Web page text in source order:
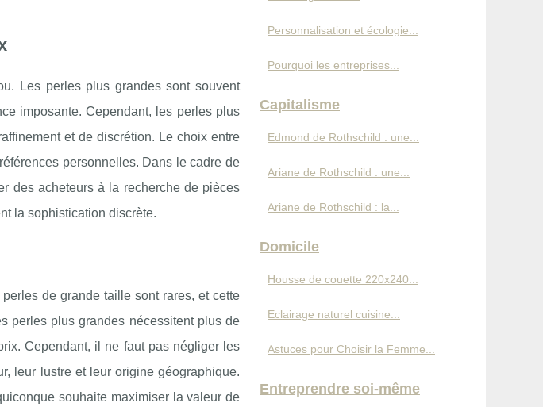
Les perles plus grandes sont souvent
imposante. Cependant, les perles plus
et de discrétion. Le choix entre
personnelles. Dans le cadre de
des acheteurs à la recherche de pièces
la sophistication discrète.
de grande taille sont rares, et cette
perles plus grandes nécessitent plus de
Cependant, il ne faut pas négliger les
leur lustre et leur origine géographique.
souhaite maximiser la valeur de
Personnalisation et écologie...
Pourquoi les entreprises...
Capitalisme
Edmond de Rothschild : une...
Ariane de Rothschild : une...
Ariane de Rothschild : la...
Domicile
Housse de couette 220x240...
Eclairage naturel cuisine...
Astuces pour Choisir la Femme...
Entreprendre soi-même